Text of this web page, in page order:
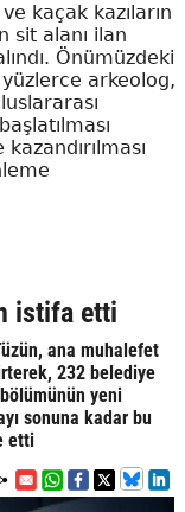
kaçak kazıların
sit alanı ilan
Önümüzdeki
arkeolog,
istifa etti
ana muhalefet
232 belediye
yeni
sonuna kadar bu
etti